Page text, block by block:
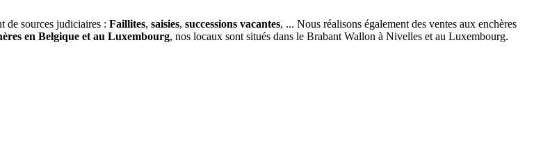
de sources judiciaires : Faillites, saisies, successions vacantes, ... Nous réalisons également des ventes aux enchères
en Belgique et au Luxembourg, nos locaux sont situés dans le Brabant Wallon à Nivelles et au Luxembourg.